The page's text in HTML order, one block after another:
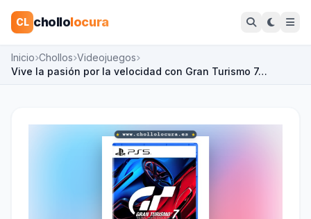
CL chollolocura
Inicio Chollos Videojuegos
Vive la pasión por la velocidad con Gran Turismo 7…